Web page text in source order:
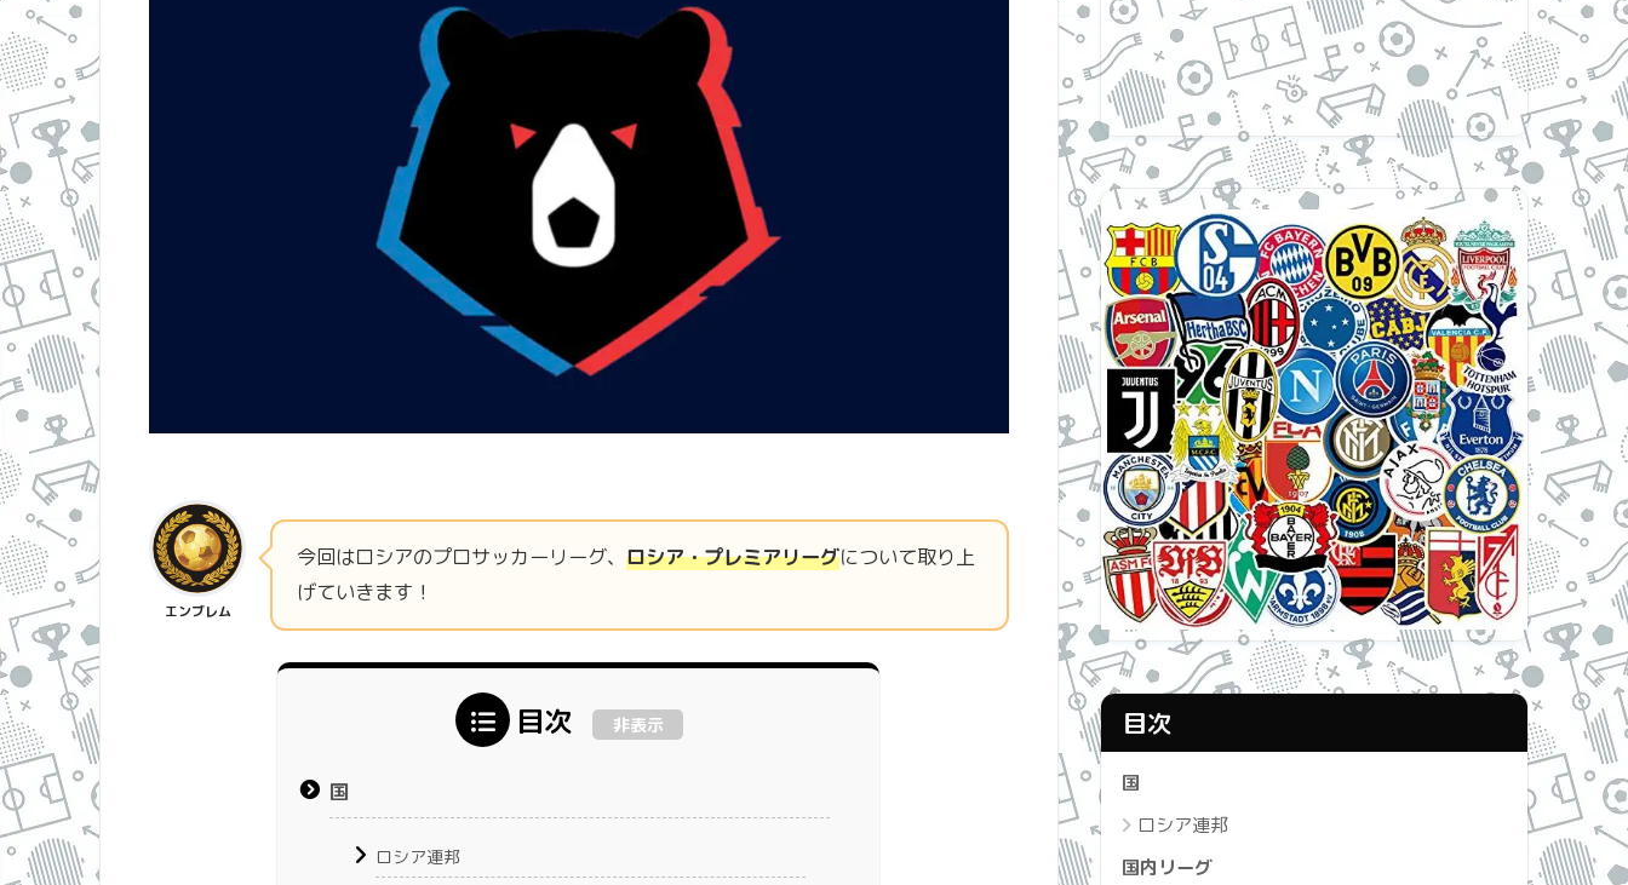
エンブレム
今回はロシアのプロサッカーリーグ、 ロシア・プレミアリーグについて取り上
げていきます！
目次 非表示
国
ロシア連邦
目次
国
ロシア連邦
国内リーグ